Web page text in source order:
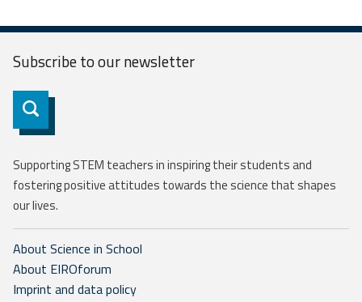
Subscribe to ournewsletter
Subscribe
Supporting STEM teachers in inspiring their students and
fostering positive attitudes towards the science that shapes
our lives.
About Science in School
About EIROforum
Imprint and data policy